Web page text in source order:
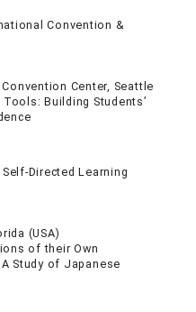
Convention &
Center, Seattle
Building Students’
Directed Learning
(USA)
of their Own
Study of Japanese